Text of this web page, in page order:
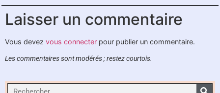
Laisser un commentaire
Vous devez vous connecter pour publier un commentaire.
Les commentaires sont modérés ; restez courtois.